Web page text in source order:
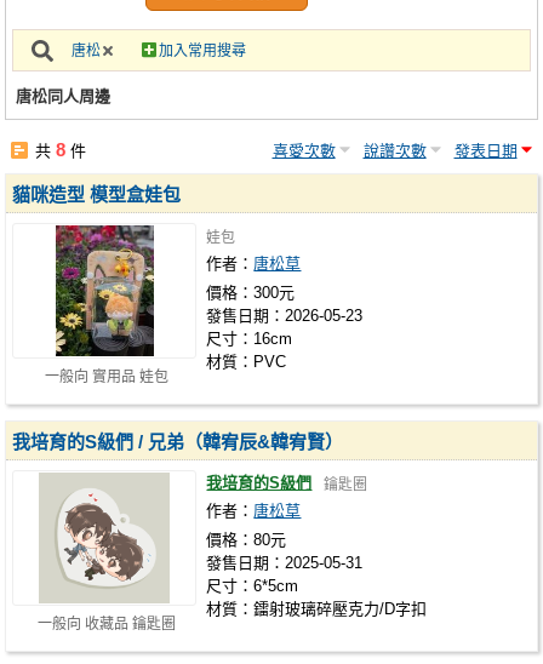
會員功能選單
註冊會員
唐松 加入常用搜尋
唐松同人周邊
共8 件 喜愛次數 說讚次數 發表日期
一般向 實用品 娃包
貓咪造型 模型盒娃包
娃包
作者： 唐松草
價格：300元
發售日期：2026-05-23
尺寸：16cm
材質：PVC
一般向 收藏品 鑰匙圈
我培育的S級們 / 兄弟（韓宥辰&韓宥賢）
我培育的S級們 鑰匙圈
作者： 唐松草
價格：80元
發售日期：2025-05-31
尺寸：6*5cm
材質：鐳射玻璃碎壓克力/D字扣